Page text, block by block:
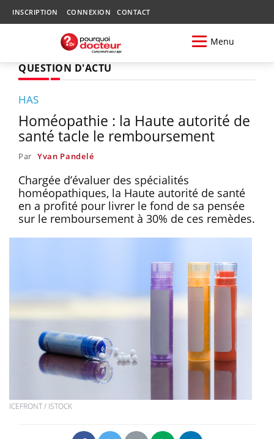
INSCRIPTION CONNEXION CONTACT
Menu
QUESTION D'ACTU
HAS
Homéopathie : la Haute autorité de
santé tacle le remboursement
Par Yvan Pandelé
Chargée d’évaluer des spécialités
homéopathiques, la Haute autorité de santé
en a profité pour livrer le fond de sa pensée
sur le remboursement à 30% de ces remèdes.
ICEFRONT / ISTOCK